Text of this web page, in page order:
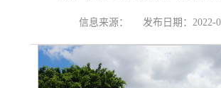
信息来源： 发布日期：2022-